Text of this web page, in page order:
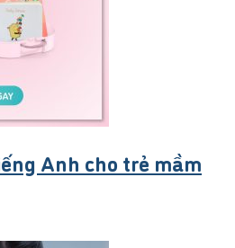
Anh cho trẻ mầm